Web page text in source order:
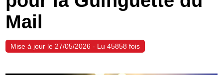
Services
Contacts
Mail
Mise à jour le 27/05/2026 - Lu 45858 fois